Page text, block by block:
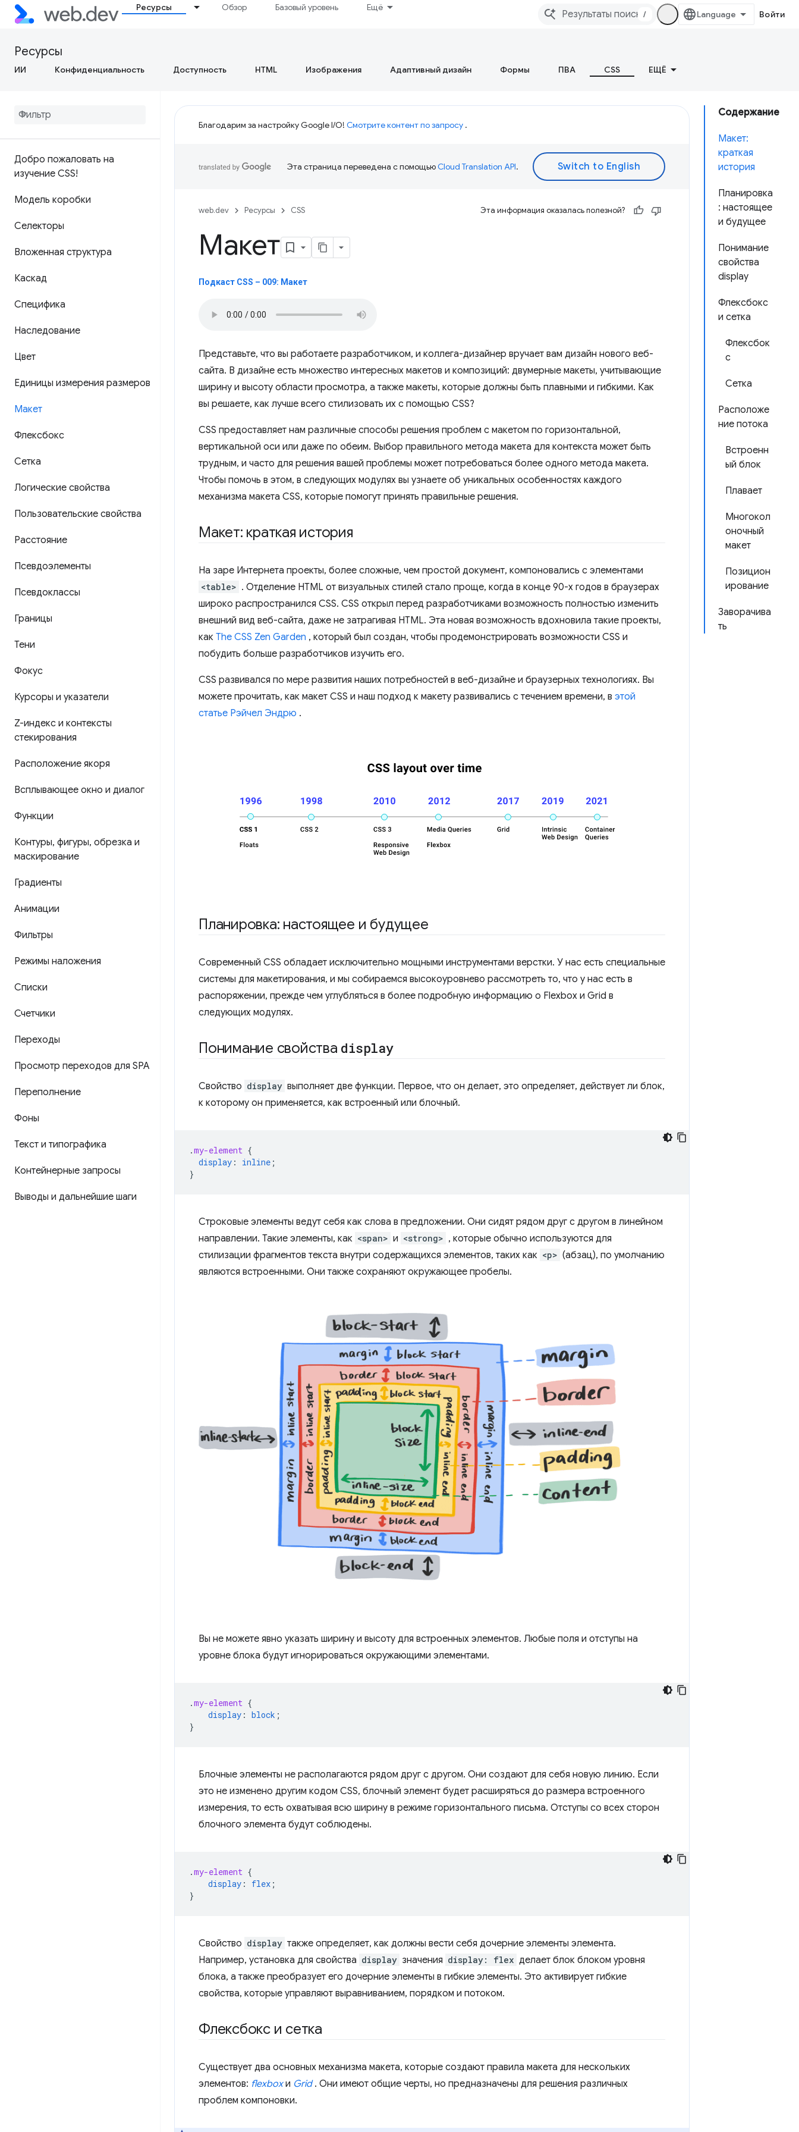
Ресурсы Обзор Базовый уровень Ещё
/ Войти
Ресурсы
ИИ Конфиденциальность Доступность HTML Изображения Адаптивный дизайн Формы ПВА CSS ЕЩЁ
Добро пожаловать на
изучение CSS!
Модель коробки
Селекторы
Вложенная структура
Каскад
Специфика
Наследование
Цвет
Единицы измерения размеров
Макет
Флексбокс
Сетка
Логические свойства
Пользовательские свойства
Расстояние
Псевдоэлементы
Псевдоклассы
Границы
Тени
Фокус
Курсоры и указатели
Z-индекс и контексты
стекирования
Расположение якоря
Всплывающее окно и диалог
Функции
Контуры, фигуры, обрезка и
маскирование
Градиенты
Анимации
Фильтры
Режимы наложения
Списки
Счетчики
Переходы
Просмотр переходов для SPA
Переполнение
Фоны
Текст и типографика
Контейнерные запросы
Выводы и дальнейшие шаги
Содержание
Макет:
краткая
история
Планировка
: настоящее
и будущее
Понимание
свойства
display
Флексбокс
и сетка
Флексбок
с
Сетка
Расположе
ние потока
Встроенн
ый блок
Плавает
Многокол
оночный
макет
Позицион
ирование
Заворачива
ть
Благодарим за настройку Google I/O! Смотрите контент по запросу .
Эта страница переведена с помощьюCloud Translation API.
web.dev Ресурсы CSS Эта информация оказалась полезной?
Макет
Подкаст CSS – 009: Макет
Представьте, что вы работаете разработчиком, и коллега-дизайнер вручает вам дизайн нового веб-
сайта. В дизайне есть множество интересных макетов и композиций: двумерные макеты, учитывающие
ширину и высоту области просмотра, а также макеты, которые должны быть плавными и гибкими. Как
вы решаете, как лучше всего стилизовать их с помощью CSS?
CSS предоставляет нам различные способы решения проблем с макетом по горизонтальной,
вертикальной оси или даже по обеим. Выбор правильного метода макета для контекста может быть
трудным, и часто для решения вашей проблемы может потребоваться более одного метода макета.
Чтобы помочь в этом, в следующих модулях вы узнаете об уникальных особенностях каждого
механизма макета CSS, которые помогут принять правильные решения.
Макет: краткая история
На заре Интернета проекты, более сложные, чем простой документ, компоновались с элементами
<table> . Отделение HTML от визуальных стилей стало проще, когда в конце 90-х годов в браузерах
широко распространился CSS. CSS открыл перед разработчиками возможность полностью изменить
внешний вид веб-сайта, даже не затрагивая HTML. Эта новая возможность вдохновила такие проекты,
как The CSS Zen Garden , который был создан, чтобы продемонстрировать возможности CSS и
побудить больше разработчиков изучить его.
CSS развивался по мере развития наших потребностей в веб-дизайне и браузерных технологиях. Вы
можете прочитать, как макет CSS и наш подход к макету развивались с течением времени, в этой
статье Рэйчел Эндрю .
Планировка: настоящее и будущее
Современный CSS обладает исключительно мощными инструментами верстки. У нас есть специальные
системы для макетирования, и мы собираемся высокоуровнево рассмотреть то, что у нас есть в
распоряжении, прежде чем углубляться в более подробную информацию о Flexbox и Grid в
следующих модулях.
Понимание свойства display
Свойство display выполняет две функции. Первое, что он делает, это определяет, действует ли блок,
к которому он применяется, как встроенный или блочный.
.my-element {
display : inline ;
}
Строковые элементы ведут себя как слова в предложении. Они сидят рядом друг с другом в линейном
направлении. Такие элементы, как <span> и <strong> , которые обычно используются для
стилизации фрагментов текста внутри содержащихся элементов, таких как <p> (абзац), по умолчанию
являются встроенными. Они также сохраняют окружающее пробелы.
Вы не можете явно указать ширину и высоту для встроенных элементов. Любые поля и отступы на
уровне блока будут игнорироваться окружающими элементами.
.my-element {
display : block ;
}
Блочные элементы не располагаются рядом друг с другом. Они создают для себя новую линию. Если
это не изменено другим кодом CSS, блочный элемент будет расширяться до размера встроенного
измерения, то есть охватывая всю ширину в режиме горизонтального письма. Отступы со всех сторон
блочного элемента будут соблюдены.
.my-element {
display : flex ;
}
Свойство display также определяет, как должны вести себя дочерние элементы элемента.
Например, установка для свойства display значения display: flex делает блок блоком уровня
блока, а также преобразует его дочерние элементы в гибкие элементы. Это активирует гибкие
свойства, которые управляют выравниванием, порядком и потоком.
Флексбокс и сетка
Существует два основных механизма макета, которые создают правила макета для нескольких
элементов: flexboxи Grid. Они имеют общие черты, но предназначены для решения различных
проблем компоновки.